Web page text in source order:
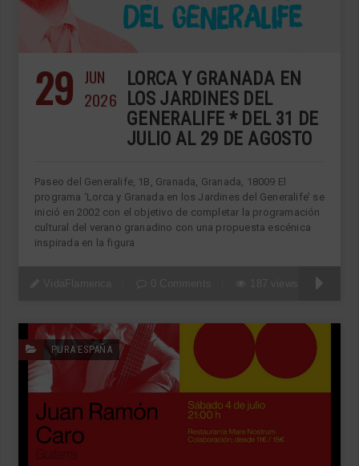
29 JUN
2026
LORCA Y GRANADA EN
LOS JARDINES DEL
GENERALIFE * DEL 31 DE
JULIO AL 29 DE AGOSTO
Paseo del Generalife, 1B, Granada, Granada, 18009 El
programa ‘Lorca y Granada en los Jardines del Generalife’ se
inició en 2002 con el objetivo de completar la programación
cultural del verano granadino con una propuesta escénica
inspirada en la figura
PURA ESPAÑA